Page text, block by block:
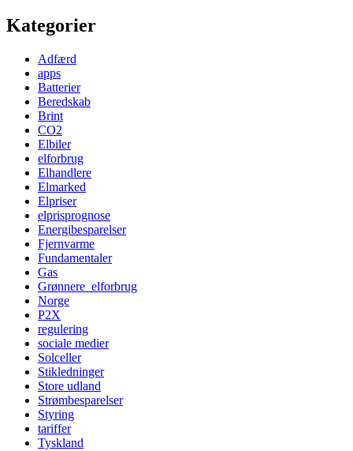
Kategorier
Adfærd
apps
Batterier
Beredskab
Brint
CO2
Elbiler
elforbrug
Elhandlere
Elmarked
Elpriser
elprisprognose
Energibesparelser
Fjernvarme
Fundamentaler
Gas
Grønnere_elforbrug
Norge
P2X
regulering
sociale medier
Solceller
Stikledninger
Store udland
Strømbesparelser
Styring
tariffer
Tyskland